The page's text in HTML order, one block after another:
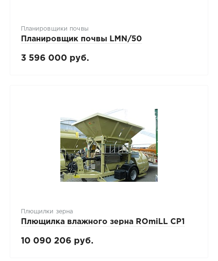
Планировщики почвы
Планировщик почвы LMN/50
3 596 000 руб.
Плющилки зерна
Плющилка влажного зерна ROmiLL CP1
10 090 206 руб.